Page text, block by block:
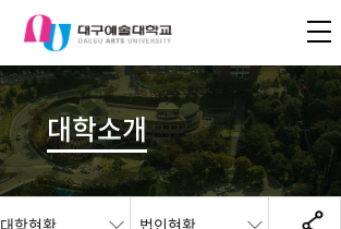
대학소개
대학현황 법인현황